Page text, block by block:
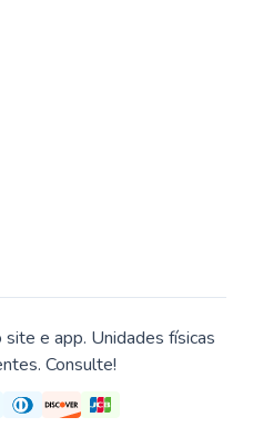
e app. Unidades físicas
Consulte!